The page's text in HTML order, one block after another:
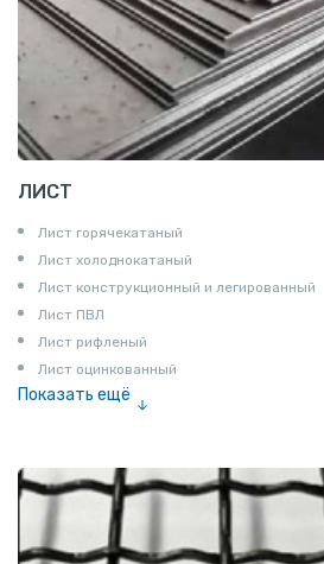
ЛИСТ
Лист горячекатаный
Лист холоднокатаный
Лист конструкционный и легированный
Лист ПВЛ
Лист рифленый
Лист оцинкованный
Показать ещё